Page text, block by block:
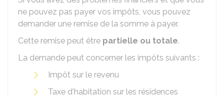
ne pouvez pas payer vos impôts, vous pouvez
demander une remise de la somme à payer.
Cette remise peut être partielle ou totale.
La demande peut concerner les impôts suivants :
Impôt sur le revenu
Taxe d'habitation sur les résidences